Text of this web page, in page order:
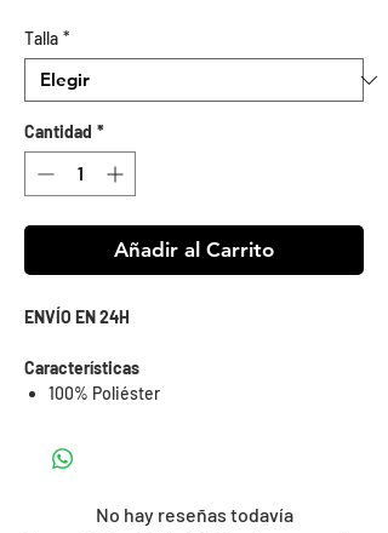
oferta
Talla *
Cantidad *
Añadir al Carrito
ENVÍO EN 24H
Características
100% Poliéster
No hay reseñas todavía